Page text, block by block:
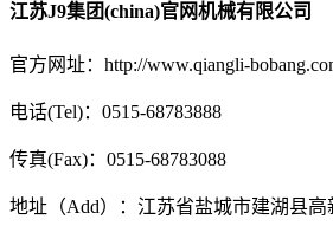
江苏J9集团(china)官网机械有限公司
官方网址：http://www.qiangli-
电话(Tel)：0515-68783888
传真(Fax)：0515-68783088
地址（Add）：江苏省盐城市建湖县高